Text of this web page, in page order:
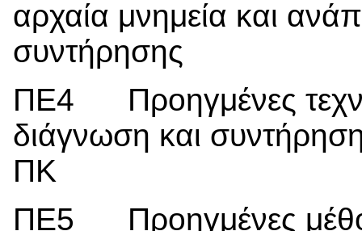
αρχαία μνημεία και
συντήρησης
ΠΕ4 Προηγμένες
διάγνωση και
ΠΚ
ΠΕ5 Προηγμένες